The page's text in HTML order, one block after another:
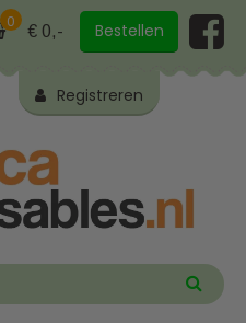
0 € 0,- Bestellen
Registreren